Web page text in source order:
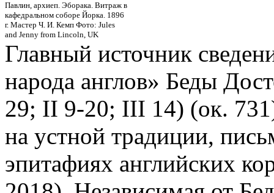
Павлин, архиеп. Эборака. Витраж в
кафедральном соборе Йорка. 1896
г. Мастер Ч. И. Кемп Фото: Jules
and Jenny from Lincoln, UK
Главный источник
народа англов» Беды
29; II 9-20; III 14) (ок.
на устной традиции,
эпитафиях английских